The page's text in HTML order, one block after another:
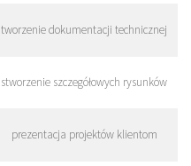
tworzenie dokumentacji technicznej
stworzenie szczegółowych rysunków
prezentacja projektów klientom